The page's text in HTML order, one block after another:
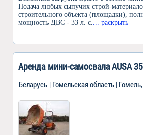
Подача любых сыпучих строй-
строительного объекта (площадки),
мощность ДВС - 33 л. с.
... раскрыть
Аренда мини-самосвала AUSA
Беларусь | Гомельская область |